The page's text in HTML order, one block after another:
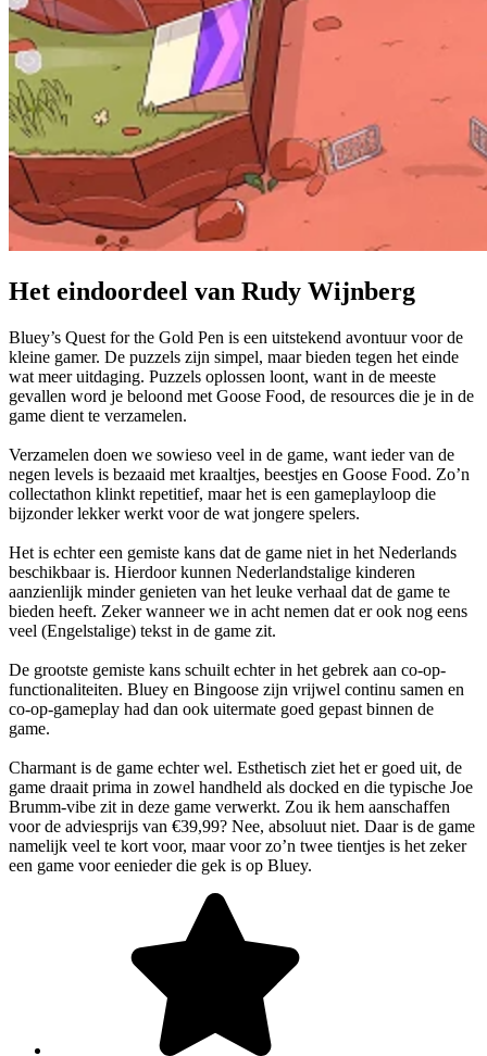
Het eindoordeel van Rudy Wijnberg
Bluey’s Quest for the Gold Pen is een uitstekend avontuur voor de
kleine gamer. De puzzels zijn simpel, maar bieden tegen het einde
wat meer uitdaging. Puzzels oplossen loont, want in de meeste
gevallen word je beloond met Goose Food, de resources die je in de
game dient te verzamelen.
Verzamelen doen we sowieso veel in de game, want ieder van de
negen levels is bezaaid met kraaltjes, beestjes en Goose Food. Zo’n
collectathon klinkt repetitief, maar het is een gameplayloop die
bijzonder lekker werkt voor de wat jongere spelers.
Het is echter een gemiste kans dat de game niet in het Nederlands
beschikbaar is. Hierdoor kunnen Nederlandstalige kinderen
aanzienlijk minder genieten van het leuke verhaal dat de game te
bieden heeft. Zeker wanneer we in acht nemen dat er ook nog eens
veel (Engelstalige) tekst in de game zit.
De grootste gemiste kans schuilt echter in het gebrek aan co-op-
functionaliteiten. Bluey en Bingoose zijn vrijwel continu samen en
co-op-gameplay had dan ook uitermate goed gepast binnen de
game.
Charmant is de game echter wel. Esthetisch ziet het er goed uit, de
game draait prima in zowel handheld als docked en die typische Joe
Brumm-vibe zit in deze game verwerkt. Zou ik hem aanschaffen
voor de adviesprijs van €39,99? Nee, absoluut niet. Daar is de game
namelijk veel te kort voor, maar voor zo’n twee tientjes is het zeker
een game voor eenieder die gek is op Bluey.